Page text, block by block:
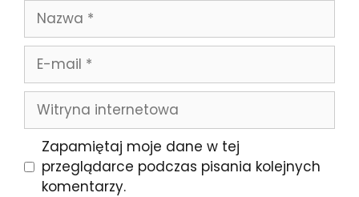
Nazwa
mail
Witryna
internetowa
Zapamiętaj moje dane w tej
przeglądarce podczas pisania kolejnych
komentarzy.